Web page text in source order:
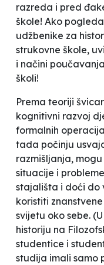
razreda i pred
škole! Ako
udžbenike za
strukovne škole,
i načini
školi!
Prema teoriji
kognitivni razvoj
formalnih
tada počinju
razmišljanja,
situacije i
stajališta i doći do
koristiti
svijetu oko sebe.
historiju na
studentice i
studija imali samo